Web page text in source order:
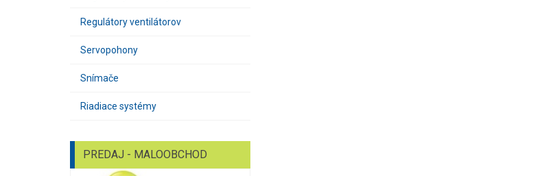
Regulátory ventilátorov
Servopohony
Snímače
Riadiace systémy
PREDAJ - MALOOBCHOD